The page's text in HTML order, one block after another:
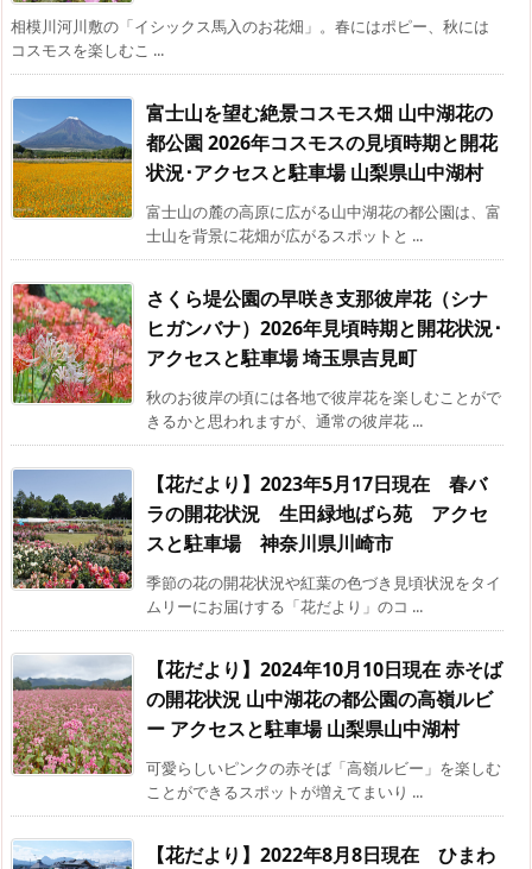
相模川河川敷の「イシックス馬入のお花畑」。春にはポピー、秋には
コスモスを楽しむこ ...
富士山を望む絶景コスモス畑 山中湖花の
都公園 2026年コスモスの見頃時期と開花
状況･アクセスと駐車場 山梨県山中湖村
富士山の麓の高原に広がる山中湖花の都公園は、富
士山を背景に花畑が広がるスポットと ...
さくら堤公園の早咲き支那彼岸花（シナ
ヒガンバナ）2026年見頃時期と開花状況･
アクセスと駐車場 埼玉県吉見町
秋のお彼岸の頃には各地で彼岸花を楽しむことがで
きるかと思われますが、通常の彼岸花 ...
【花だより】2023年5月17日現在 春バ
ラの開花状況 生田緑地ばら苑 アクセ
スと駐車場 神奈川県川崎市
季節の花の開花状況や紅葉の色づき見頃状況をタイ
ムリーにお届けする「花だより」のコ ...
【花だより】2024年10月10日現在 赤そば
の開花状況 山中湖花の都公園の高嶺ルビ
ー アクセスと駐車場 山梨県山中湖村
可愛らしいピンクの赤そば「高嶺ルビー」を楽しむ
ことができるスポットが増えてまいり ...
【花だより】2022年8月8日現在 ひまわ